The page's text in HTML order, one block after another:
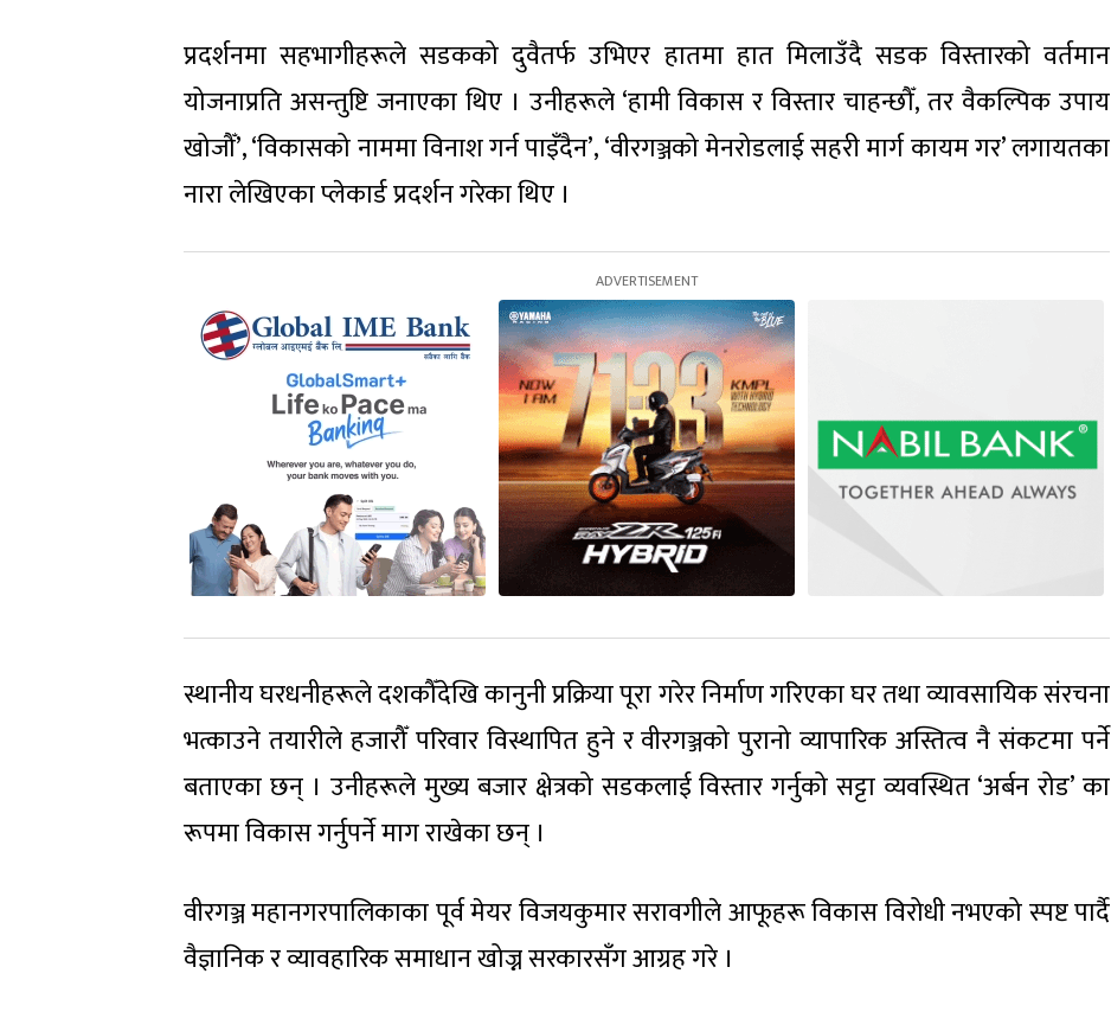
प्रदर्शनमा सहभागीहरूले सडकको दुवैतर्फ उभिएर हातमा हात मिलाउँदै सडक विस्तारको वर्तमान
योजनाप्रति असन्तुष्टि जनाएका थिए । उनीहरूले ‘हामी विकास र विस्तार चाहन्छौँ, तर वैकल्पिक उपाय
खोजौँ’, ‘विकासको नाममा विनाश गर्न पाइँदैन’, ‘वीरगञ्जको मेनरोडलाई सहरी मार्ग कायम गर’ लगायतका
नारा लेखिएका प्लेकार्ड प्रदर्शन गरेका थिए ।
स्थानीय घरधनीहरूले दशकौँदेखि कानुनी प्रक्रिया पूरा गरेर निर्माण गरिएका घर तथा व्यावसायिक संरचना
भत्काउने तयारीले हजारौँ परिवार विस्थापित हुने र वीरगञ्जको पुरानो व्यापारिक अस्तित्व नै संकटमा पर्ने
बताएका छन् । उनीहरूले मुख्य बजार क्षेत्रको सडकलाई विस्तार गर्नुको सट्टा व्यवस्थित ‘अर्बन रोड’ का
रूपमा विकास गर्नुपर्ने माग राखेका छन् ।
वीरगञ्ज महानगरपालिकाका पूर्व मेयर विजयकुमार सरावगीले आफूहरू विकास विरोधी नभएको स्पष्ट पार्दै
वैज्ञानिक र व्यावहारिक समाधान खोज्न सरकारसँग आग्रह गरे ।